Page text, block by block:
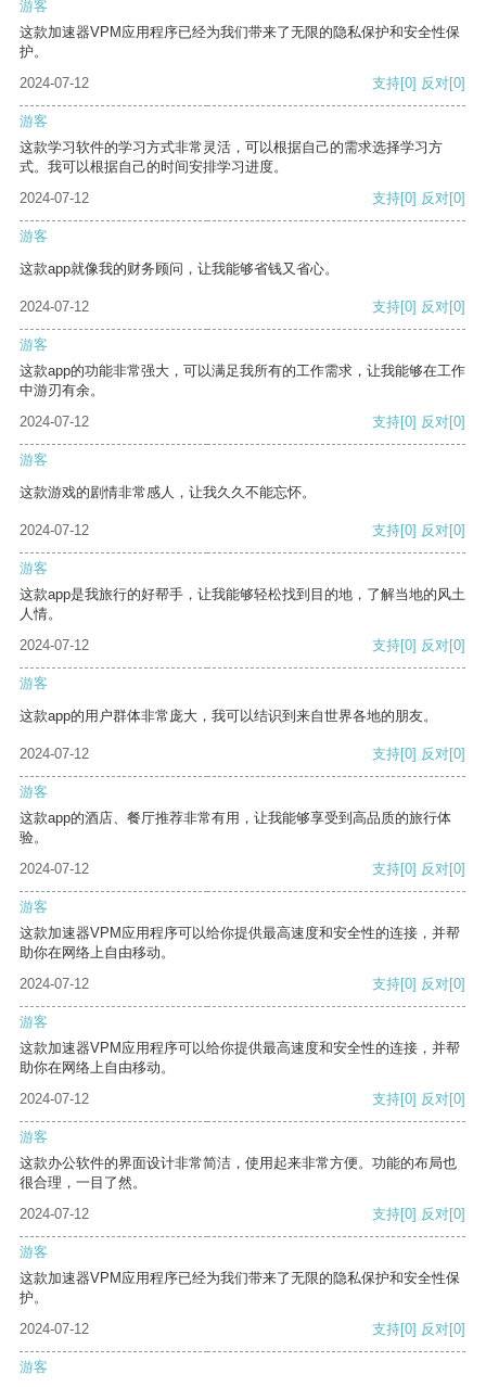
游客
这款加速器VPM应用程序已经为我们带来了无限的隐私保护和安全性保
护。
2024-07-12
支持[0] 反对[0]
游客
这款学习软件的学习方式非常灵活，可以根据自己的需求选择学习方
式。我可以根据自己的时间安排学习进度。
2024-07-12
支持[0] 反对[0]
游客
这款app就像我的财务顾问，让我能够省钱又省心。
2024-07-12 支持[0] 反对[0]
游客
这款app的功能非常强大，可以满足我所有的工作需求，让我能够在工作
中游刃有余。
2024-07-12
支持[0] 反对[0]
游客
这款游戏的剧情非常感人，让我久久不能忘怀。
2024-07-12 支持[0] 反对[0]
游客
这款app是我旅行的好帮手，让我能够轻松找到目的地，了解当地的风土
人情。
2024-07-12
支持[0] 反对[0]
游客
这款app的用户群体非常庞大，我可以结识到来自世界各地的朋友。
2024-07-12 支持[0] 反对[0]
游客
这款app的酒店、餐厅推荐非常有用，让我能够享受到高品质的旅行体
验。
2024-07-12
支持[0] 反对[0]
游客
这款加速器VPM应用程序可以给你提供最高速度和安全性的连接，并帮
助你在网络上自由移动。
2024-07-12
支持[0] 反对[0]
游客
这款加速器VPM应用程序可以给你提供最高速度和安全性的连接，并帮
助你在网络上自由移动。
2024-07-12
支持[0] 反对[0]
游客
这款办公软件的界面设计非常简洁，使用起来非常方便。功能的布局也
很合理，一目了然。
2024-07-12
支持[0] 反对[0]
游客
这款加速器VPM应用程序已经为我们带来了无限的隐私保护和安全性保
护。
2024-07-12
支持[0] 反对[0]
游客